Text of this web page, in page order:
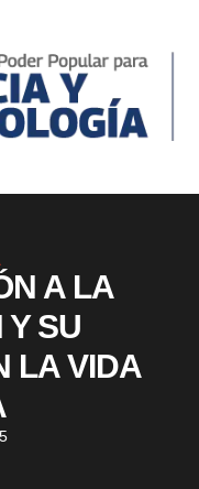
A LA
Y SU
LA VIDA